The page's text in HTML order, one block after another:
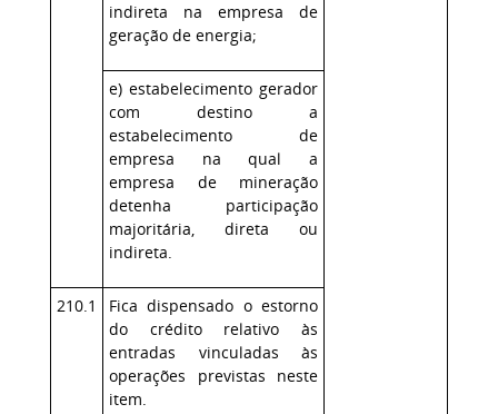
indireta na empresa de
geração de energia;
e) estabelecimento gerador
com destino a
estabelecimento de
empresa na qual a
empresa de mineração
detenha participação
majoritária, direta ou
indireta.
210.1
Fica dispensado o estorno
do crédito relativo às
entradas vinculadas às
operações previstas neste
item.